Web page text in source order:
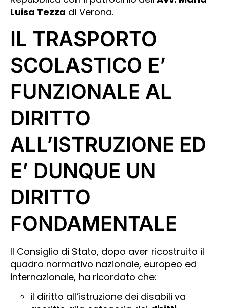
Luisa Tezza di Verona.
IL TRASPORTO
SCOLASTICO E’
FUNZIONALE AL
DIRITTO
ALL’ISTRUZIONE ED
E’ DUNQUE UN
DIRITTO
FONDAMENTALE
Il Consiglio di Stato, dopo aver ricostruito il
quadro normativo nazionale, europeo ed
internazionale, ha ricordato che:
il diritto all’istruzione dei disabili va